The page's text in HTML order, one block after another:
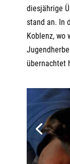
diesjährige
stand an. In
Koblenz, wo
übernachtet